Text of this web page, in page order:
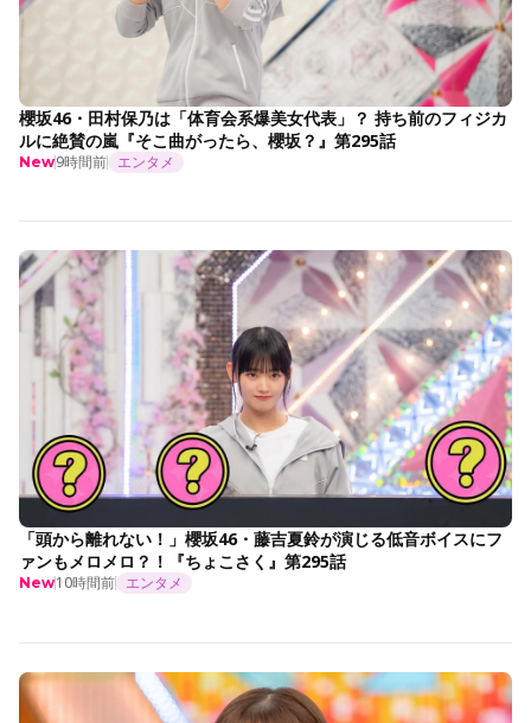
櫻坂46・田村保乃は「体育会系爆美女代表」？ 持ち前のフィジカ
ルに絶賛の嵐『そこ曲がったら、櫻坂？』第295話
New9時間前 エンタメ
「頭から離れない！」櫻坂46・藤吉夏鈴が演じる低音ボイスにフ
ァンもメロメロ？！『ちょこさく』第295話
New10時間前 エンタメ